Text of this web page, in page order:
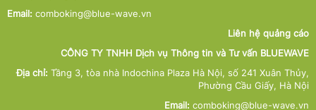
Email: comboking@blue-wave.vn
Liên hệ quảng cáo
CÔNG TY TNHH Dịch vụ Thông tin và Tư vấn BLUEWAVE
Địa chỉ: Tầng 3, tòa nhà Indochina Plaza Hà Nội, số 241 Xuân Thủy,
Phường Cầu Giấy, Hà Nội
Email: comboking@blue-wave.vn